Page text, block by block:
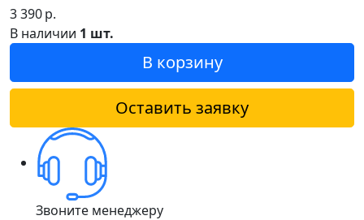
3 390р.
В наличии 1 шт.
В корзину
Оставить заявку
Звоните менеджеру